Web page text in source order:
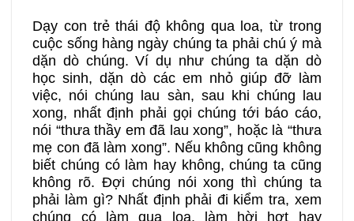
30B 31A 31B
32A 32B 33A
33B 34A 34B
35A 35B 36A
36B 37A 37B
Dạy con trẻ thái độ không qua loa, từ trong
cuộc sống hàng ngày chúng ta phải chú ý mà
dặn dò chúng. Ví dụ như chúng ta dặn dò
học sinh, dặn dò các em nhỏ giúp đỡ làm
việc, nói chúng lau sàn, sau khi chúng lau
xong, nhất định phải gọi chúng tới báo cáo,
nói “thưa thầy em đã lau xong”, hoặc là “thưa
mẹ con đã làm xong”. Nếu không cũng không
biết chúng có làm hay không, chúng ta cũng
không rõ. Đợi chúng nói xong thì chúng ta
phải làm gì? Nhất định phải đi kiểm tra, xem
chúng có làm qua loa, làm hời hợt hay